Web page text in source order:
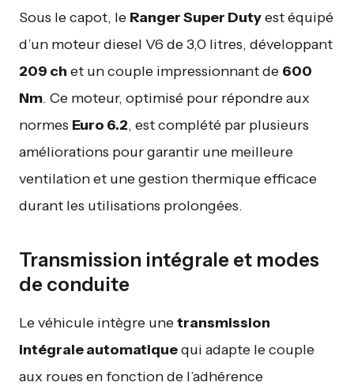
Sous le capot, le Ranger Super Dutyest équipé
d’un moteur diesel V6 de 3,0 litres, développant
209 ch et un couple impressionnant de 600
Nm. Ce moteur, optimisé pour répondre aux
normes Euro 6.2, est complété par plusieurs
améliorations pour garantir une meilleure
ventilation et une gestion thermique efficace
durant les utilisations prolongées.
Transmission intégrale et modes
de conduite
Le véhicule intègre unetransmission
intégrale automatiquequi adapte le couple
aux roues en fonction de l’adhérence